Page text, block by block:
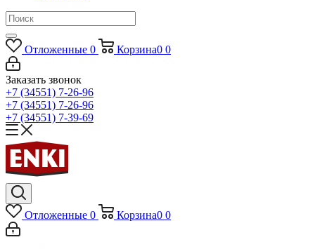
Отложенные 0 Корзина0 0
Заказать звонок
+7 (34551) 7-26-96
+7 (34551) 7-26-96
+7 (34551) 7-39-69
Отложенные 0 Корзина0 0